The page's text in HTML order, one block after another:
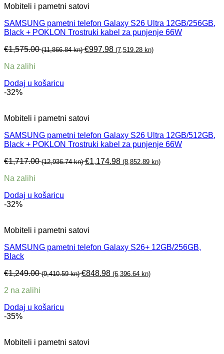
Mobiteli i pametni satovi
SAMSUNG pametni telefon Galaxy S26 Ultra 12GB/256GB,
Black + POKLON Trostruki kabel za punjenje 66W
€1,575.00 (11,866.84 kn) €997.98 (7,519.28 kn)
Na zalihi
Dodaj u košaricu
-32%
Mobiteli i pametni satovi
SAMSUNG pametni telefon Galaxy S26 Ultra 12GB/512GB,
Black + POKLON Trostruki kabel za punjenje 66W
€1,717.00 (12,936.74 kn) €1,174.98 (8,852.89 kn)
Na zalihi
Dodaj u košaricu
-32%
Mobiteli i pametni satovi
SAMSUNG pametni telefon Galaxy S26+ 12GB/256GB,
Black
€1,249.00 (9,410.59 kn) €848.98 (6,396.64 kn)
2 na zalihi
Dodaj u košaricu
-35%
Mobiteli i pametni satovi